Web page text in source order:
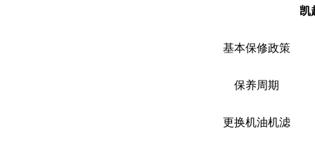
凯
基本保修政策
保养周期
更换机油机滤